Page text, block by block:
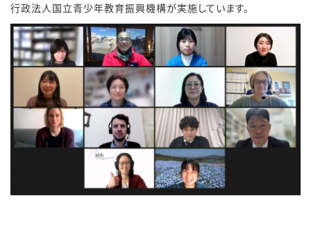
行政法人国立青少年教育振興機構が実施しています。